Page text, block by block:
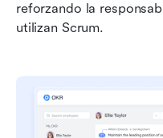
reforzando la
utilizan Scrum.